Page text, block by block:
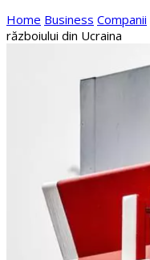
Home Business Companii
războiului din Ucraina